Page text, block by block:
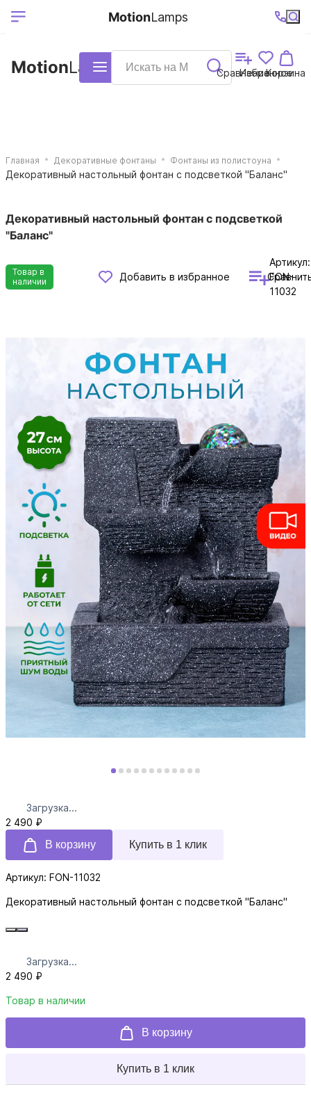
Ваш регион
Выберите ваш
+7 (495)740-
38-68
График
работы
MotionLamps Каталог Сравнение
Избранное
Корзина
MotionLamps
Главная Декоративные фонтаны Фонтаны из полистоуна
Декоративный настольный фонтан с подсветкой "Баланс"
Декоративный настольный фонтан с подсветкой
"Баланс"
Товар в
наличии
Добавить в избранное
Артикул:
FON-
11032
Загрузка...
2 490 ₽
В корзину
Купить в 1 клик
Артикул: FON-11032
Декоративный настольный фонтан с подсветкой "Баланс"
Загрузка...
2 490 ₽
Товар в наличии
В корзину
Купить в 1 клик